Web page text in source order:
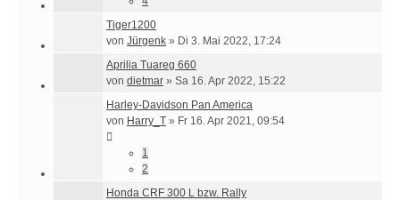
Tiger1200
von Jürgenk » Di 3. Mai 2022, 17:24
Aprilia Tuareg 660
von dietmar » Sa 16. Apr 2022, 15:22
Harley-Davidson Pan America
von Harry_T » Fr 16. Apr 2021, 09:54
1
2
Honda CRF 300 L bzw. Rally